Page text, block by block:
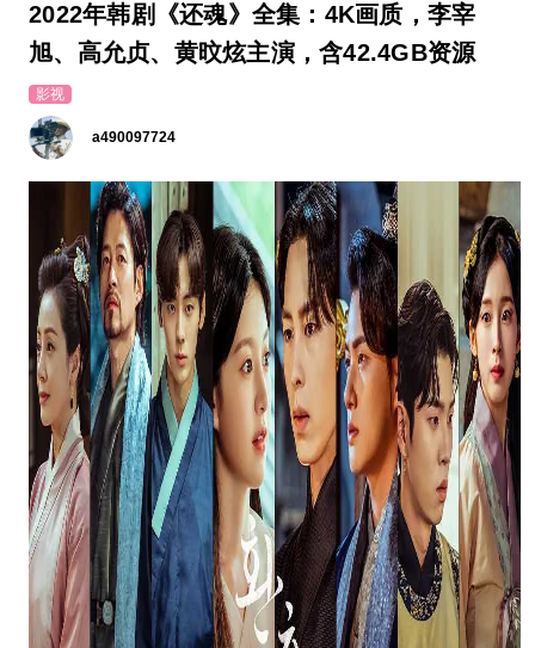
2022年韩剧《还魂》全集：4K画质，李宰
旭、高允贞、黄旼炫主演，含42.4GB资源
影视
a490097724